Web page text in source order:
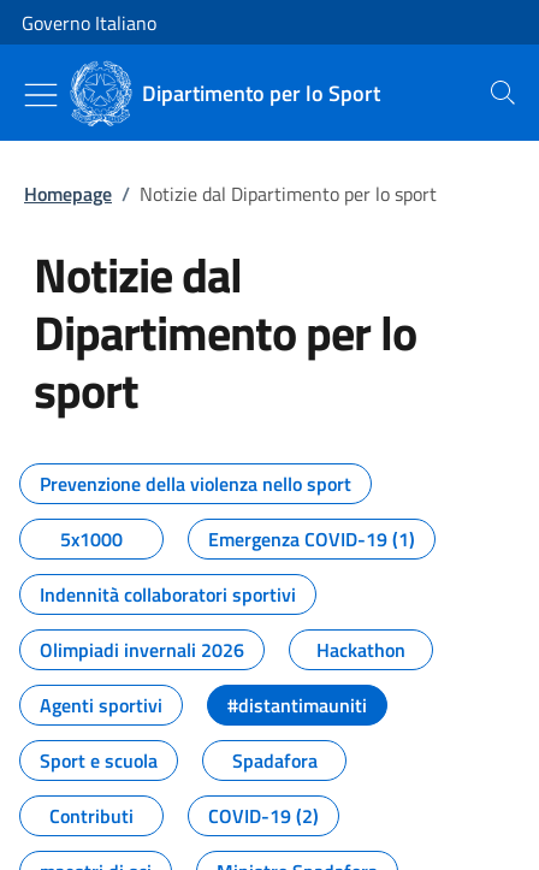
Vai al contenuto
Vai alla navigazione del sito
Governo Italiano
Dipartimento per lo Sport Cerca
Homepage / Notizie dal Dipartimento per lo sport
Notizie dal
Dipartimento per lo
sport
Tutti i contenuti della pagina
Prevenzione della violenza nello sport
5x1000
Emergenza COVID-19 (1)
Indennità collaboratori sportivi
Olimpiadi invernali 2026
Hackathon
Agenti sportivi
#distantimauniti
Sport e scuola
Spadafora
Contributi
COVID-19 (2)